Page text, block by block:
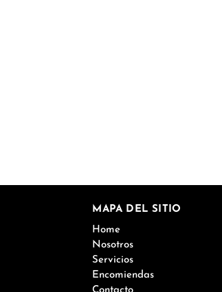
MAPA DEL SITIO
Home
Nosotros
Servicios
Encomiendas